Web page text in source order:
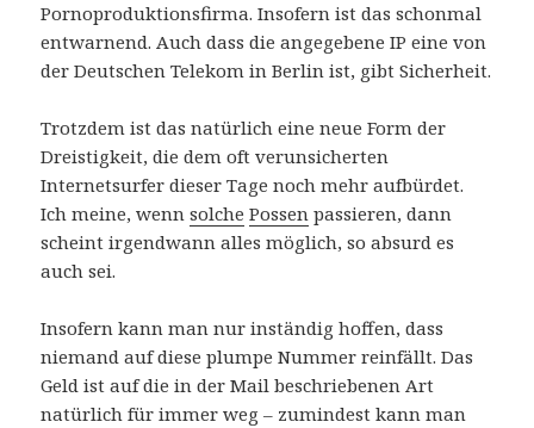
Pornoproduktionsfirma. Insofern ist das schonmal
entwarnend. Auch dass die angegebene IP eine von
der Deutschen Telekom in Berlin ist, gibt Sicherheit.
Trotzdem ist das natürlich eine neue Form der
Dreistigkeit, die dem oft verunsicherten
Internetsurfer dieser Tage noch mehr aufbürdet.
Ich meine, wennsolche Possen passieren, dann
scheint irgendwann alles möglich, so absurd es
auch sei.
Insofern kann man nur inständig hoffen, dass
niemand auf diese plumpe Nummer reinfällt. Das
Geld ist auf die in der Mail beschriebenen Art
natürlich für immer weg – zumindest kann man